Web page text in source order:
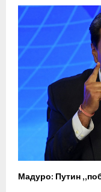
Мадуро: Путин